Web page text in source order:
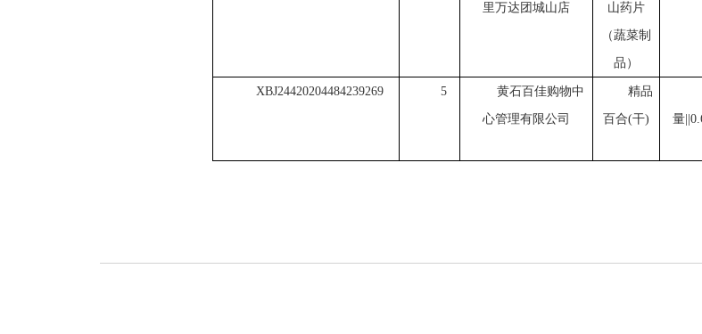
里万达团城山店 山药片
（蔬菜制
品）
XBJ24420204484239269 5 黄石百佳购物中
心管理有限公司
精品
百合(干) 量